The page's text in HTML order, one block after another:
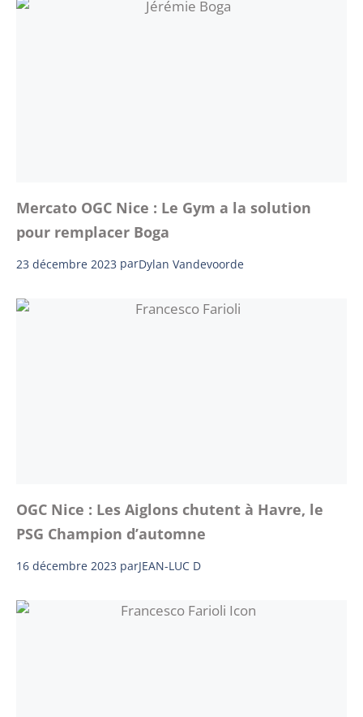
Mercato OGC Nice : Le Gym a la solution
pour remplacer Boga
23 décembre 2023 parDylan Vandevoorde
OGC Nice : Les Aiglons chutent à Havre, le
PSG Champion d’automne
16 décembre 2023 parJEAN-LUC D